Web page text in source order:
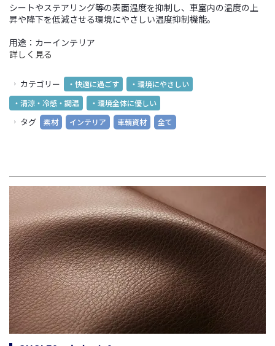
シートやステアリング等の表面温度を抑制し、車室内の温度の上
昇や降下を低減させる環境にやさしい温度抑制機能。
用途：カーインテリア
詳しく見る
カテゴリー ・快適に過ごす
・環境にやさしい
・清涼・冷感・調温
・環境全体に優しい
タグ 素材 インテリア 車輌資材 全て